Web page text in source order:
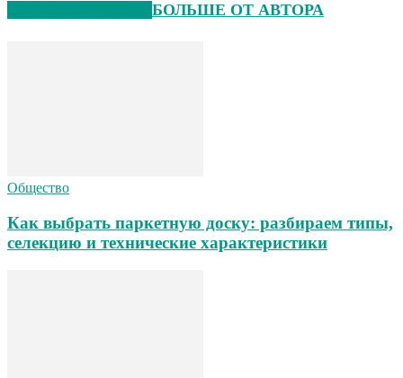
БОЛЬШЕ ОТ АВТОРА
Общество
Как выбрать паркетную доску: разбираем типы,
селекцию и технические характеристики